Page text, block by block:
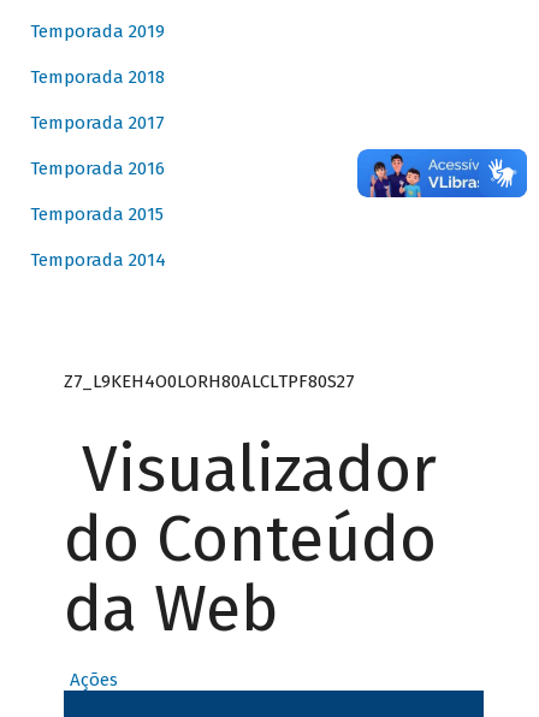
Temporada 2019
Temporada 2018
Temporada 2017
Temporada 2016
Temporada 2015
Temporada 2014
Z7_L9KEH4O0LORH80ALCLTPF80S27
Visualizador
do Conteúdo
da Web
Ações